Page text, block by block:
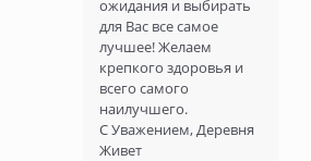
ожидания и выбирать
для Вас все самое
лучшее! Желаем
крепкого здоровья и
всего самого
наилучшего.
С Уважением, Деревня
Живет